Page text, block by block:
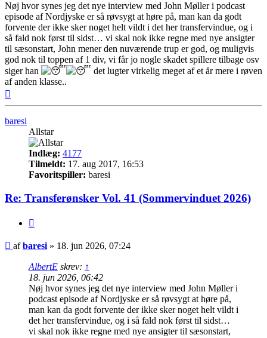
Nøj hvor synes jeg det nye interview med John Møller i podcast
episode af Nordjyske er så røvsygt at høre på, man kan da godt
forvente der ikke sker noget helt vildt i det her transfervindue, og i
så fald nok først til sidst… vi skal nok ikke regne med nye ansigter
til sæsonstart, John mener den nuværende trup er god, og muligvis
god nok til toppen af 1 div, vi får jo nogle skadet spillere tilbage osv
siger han
det lugter virkelig meget af et år mere i røven
af anden klasse..
baresi
Allstar
Indlæg: 4177
Tilmeldt: 17. aug 2017, 16:53
Favoritspiller: baresi
Re: Transferønsker Vol. 41 (Sommervinduet 2026)
Indlæg
afbaresi » 18. jun 2026, 07:24
AlbertE skrev: ↑
18. jun 2026, 06:42
Nøj hvor synes jeg det nye interview med John Møller i
podcast episode af Nordjyske er så røvsygt at høre på,
man kan da godt forvente der ikke sker noget helt vildt i
det her transfervindue, og i så fald nok først til sidst…
vi skal nok ikke regne med nye ansigter til sæsonstart,